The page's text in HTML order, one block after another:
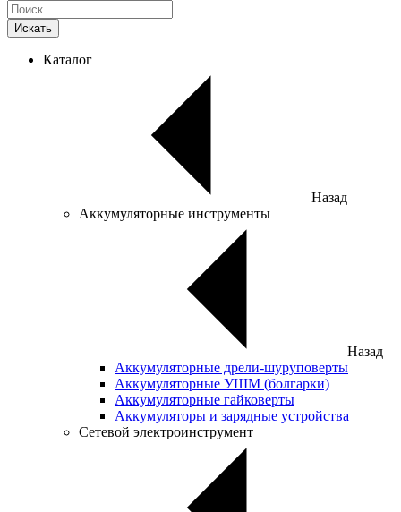
Искать
Каталог
Назад
Аккумуляторные инструменты
Назад
Аккумуляторные дрели-шуруповерты
Аккумуляторные УШМ (болгарки)
Аккумуляторные гайковерты
Аккумуляторы и зарядные устройства
Сетевой электроинструмент